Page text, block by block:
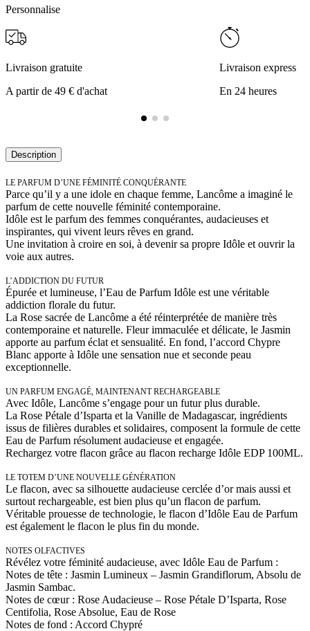
Personnalise
Livraison gratuite
A partir de 49 € d'achat
Livraison express
En 24 heures
Description
LE PARFUM D’UNE FÉMINITÉ CONQUÉRANTE
Parce qu’il y a une idole en chaque femme, Lancôme a imaginé le
parfum de cette nouvelle féminité contemporaine.
Idôle est le parfum des femmes conquérantes, audacieuses et
inspirantes, qui vivent leurs rêves en grand.
Une invitation à croire en soi, à devenir sa propre Idôle et ouvrir la
voie aux autres.
L’ADDICTION DU FUTUR
Épurée et lumineuse, l’Eau de Parfum Idôle est une véritable
addiction florale du futur.
La Rose sacrée de Lancôme a été réinterprétée de manière très
contemporaine et naturelle. Fleur immaculée et délicate, le Jasmin
apporte au parfum éclat et sensualité. En fond, l’accord Chypre
Blanc apporte à Idôle une sensation nue et seconde peau
exceptionnelle.
UN PARFUM ENGAGÉ, MAINTENANT RECHARGEABLE
Avec Idôle, Lancôme s’engage pour un futur plus durable.
La Rose Pétale d’Isparta et la Vanille de Madagascar, ingrédients
issus de filières durables et solidaires, composent la formule de cette
Eau de Parfum résolument audacieuse et engagée.
Rechargez votre flacon grâce au flacon recharge Idôle EDP 100ML.
LE TOTEM D’UNE NOUVELLE GÉNÉRATION
Le flacon, avec sa silhouette audacieuse cerclée d’or mais aussi et
surtout rechargeable, est bien plus qu’un flacon de parfum.
Véritable prouesse de technologie, le flacon d’Idôle Eau de Parfum
est également le flacon le plus fin du monde.
NOTES OLFACTIVES
Révélez votre féminité audacieuse, avec Idôle Eau de Parfum :
Notes de tête : Jasmin Lumineux – Jasmin Grandiflorum, Absolu de
Jasmin Sambac.
Notes de cœur : Rose Audacieuse – Rose Pétale D’Isparta, Rose
Centifolia, Rose Absolue, Eau de Rose
Notes de fond : Accord Chypré